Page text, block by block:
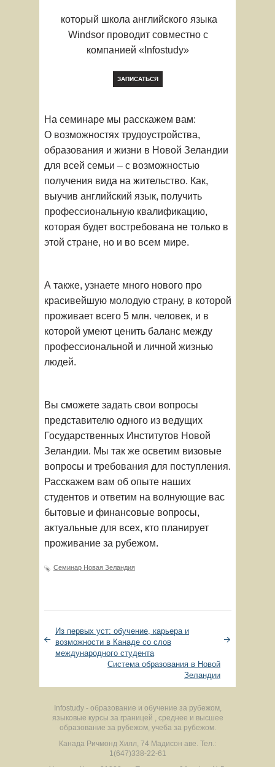
который школа английского языка
Windsor проводит совместно с
компанией «Infostudy»
ЗАПИСАТЬСЯ
На семинаре мы расскажем вам:
О возможностях трудоустройства,
образования и жизни в Новой Зеландии
для всей семьи – с возможностью
получения вида на жительство. Как,
выучив английский язык, получить
профессиональную квалификацию,
которая будет востребована не только в
этой стране, но и во всем мире.
А также, узнаете много нового про
красивейшую молодую страну, в которой
проживает всего 5 млн. человек, и в
которой умеют ценить баланс между
профессиональной и личной жизнью
людей.
Вы сможете задать свои вопросы
представителю одного из ведущих
Гоcударственных Институтов Новой
Зеландии. Мы так же осветим визовые
вопросы и требования для поступления.
Расскажем вам об опыте наших
студентов и ответим на волнующие вас
бытовые и финансовые вопросы,
актуальные для всех, кто планирует
проживание за рубежом.
Семинар Новая Зеландия
Из первых уст: обучение, карьера и
возможности в Канаде со слов
международного студента
Система образования в Новой
Зеландии
Infostudy - образование и обучение за рубежом,
языковые курсы за границей , среднее и высшее
образование за рубежом, учеба за рубежом.
Канада Ричмонд Хилл, 74 Мадисон аве. Тел.:
1(647)338-22-61